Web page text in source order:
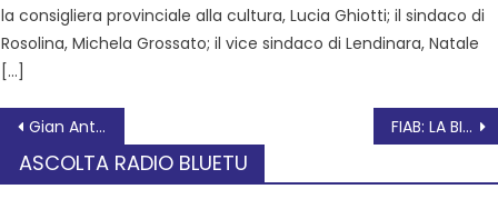
la consigliera provinciale alla cultura, Lucia Ghiotti; il sindaco di
Rosolina, Michela Grossato; il vice sindaco di Lendinara, Natale
[…]
Gian Antonio Cibotto Il gusto del racconto FIAB: LA BICI RACCONTATA XX edizione
ASCOLTA RADIO BLUETU